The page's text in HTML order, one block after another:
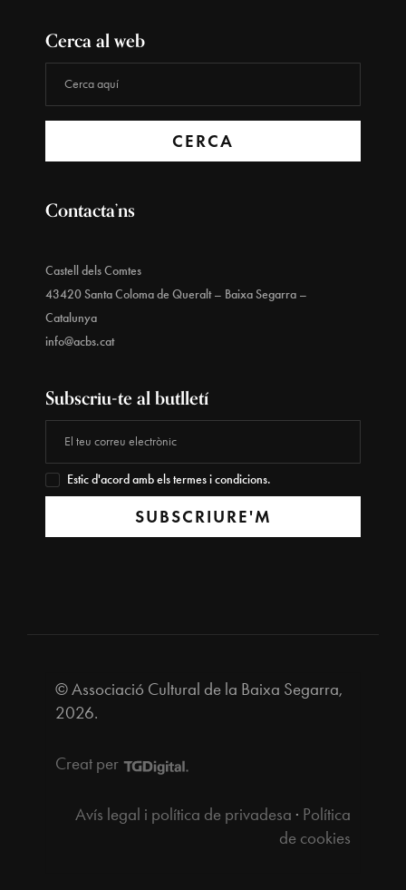
Cerca al web
CERCA
Contacta’ns
Castell dels Comtes
43420 Santa Coloma de Queralt – Baixa Segarra –
Catalunya
info@acbs.cat
Subscriu-te al butlletí
Estic d'acord amb els termes i condicions.
SUBSCRIURE'M
© Associació Cultural de la Baixa Segarra,
2026.
Creat per
Avís legal i política de privadesa · Política
de cookies